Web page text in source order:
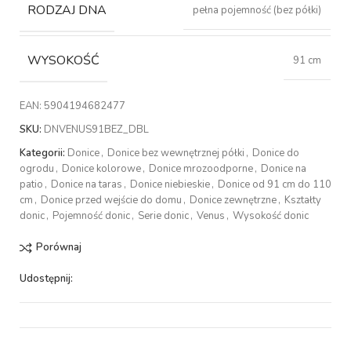
RODZAJ DNA pełna pojemność (bez półki)
WYSOKOŚĆ 91 cm
EAN: 5904194682477
SKU: DNVENUS91BEZ_DBL
Kategorii: Donice, Donice bez wewnętrznej półki , Donice do
ogrodu , Donice kolorowe, Donice mrozoodporne, Donice na
patio , Donice na taras , Donice niebieskie, Donice od 91 cm do 110
cm , Donice przed wejście do domu , Donice zewnętrzne, Kształty
donic, Pojemność donic, Serie donic, Venus , Wysokość donic
Porównaj
Udostępnij: